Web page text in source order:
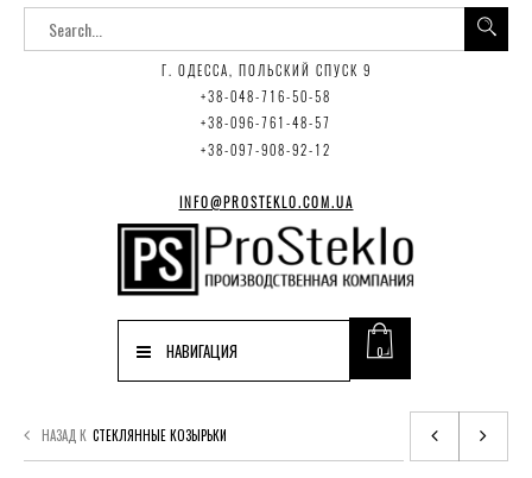
Г. ОДЕССА, ПОЛЬСКИЙ СПУСК 9
+38-048-716-50-58
+38-096-761-48-57
+38-097-908-92-12
INFO@PROSTEKLO.COM.UA
0
НАВИГАЦИЯ
НАЗАД К СТЕКЛЯННЫЕ КОЗЫРЬКИ